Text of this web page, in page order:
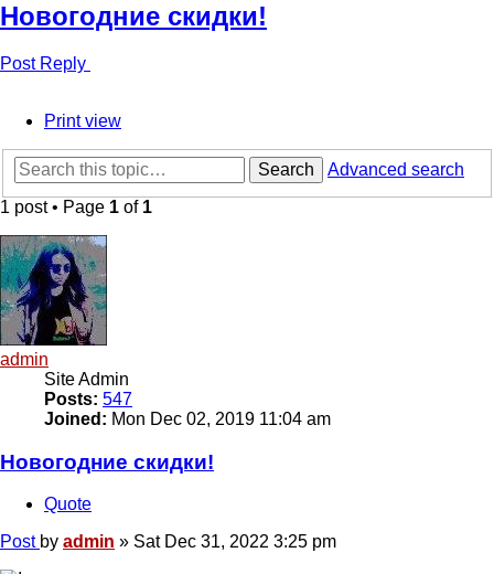
Новогодние скидки!
Post Reply
Print view
Search
Advanced search
1 post • Page 1 of 1
admin
Site Admin
Posts: 547
Joined: Mon Dec 02, 2019 11:04 am
Новогодние скидки!
Quote
Post by admin » Sat Dec 31, 2022 3:25 pm